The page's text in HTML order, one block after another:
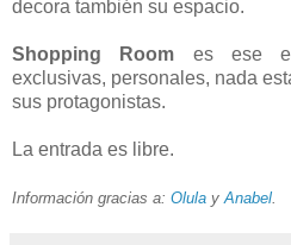
decora también su espacio.
Shopping Room es ese
exclusivas, personales, nada
sus protagonistas.
La entrada es libre.
Información gracias a: Olula y Anabel